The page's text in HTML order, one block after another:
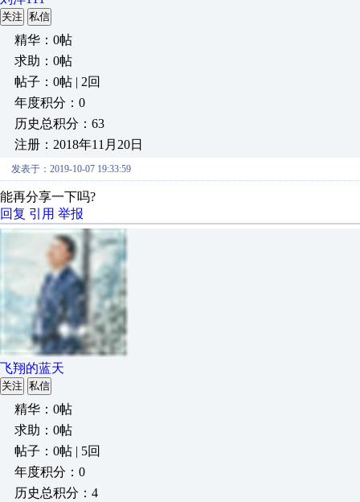
关注 私信
精华：0帖
求助：0帖
帖子：0帖 | 2回
年度积分：0
历史总积分：63
注册：2018年11月20日
发表于：2019-10-07 19:33:59
能再分享一下吗?
回复 引用 举报
飞翔的蓝天
关注 私信
精华：0帖
求助：0帖
帖子：0帖 | 5回
年度积分：0
历史总积分：4